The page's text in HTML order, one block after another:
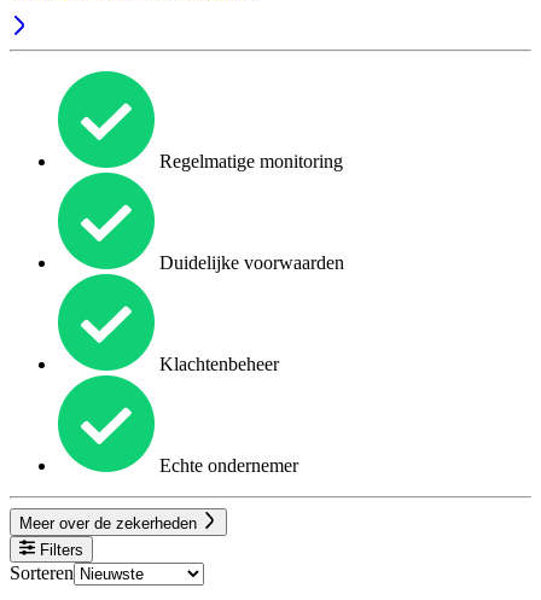
Regelmatige monitoring
Duidelijke voorwaarden
Klachtenbeheer
Echte ondernemer
Meer over de zekerheden
Filters
Sorteren